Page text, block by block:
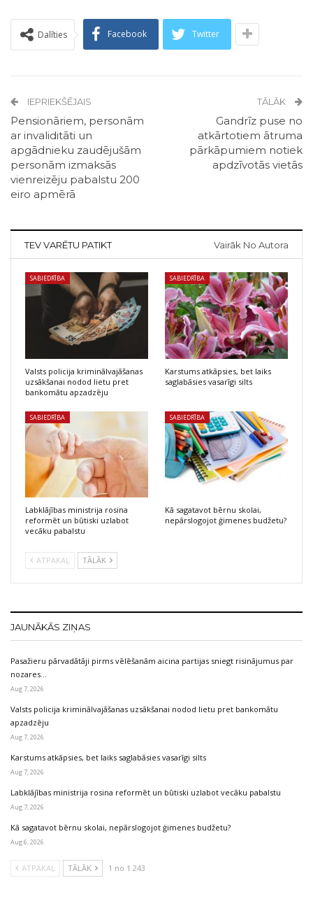
Dalīties Facebook Twitter
IEPRIEKŠĒJAIS
Pensionāriem, personām
ar invaliditāti un
apgādnieku zaudējušām
personām izmaksās
vienreizēju pabalstu 200
eiro apmērā
TĀLĀK
Gandrīz puse no
atkārtotiem ātruma
pārkāpumiem notiek
apdzīvotās vietās
TEV VARĒTU PATIKT Vairāk No Autora
SABIEDRĪBA
Valsts policija kriminālvajāšanas
uzsākšanai nodod lietu pret
bankomātu apzadzēju
SABIEDRĪBA
Karstums atkāpsies, bet laiks
saglabāsies vasarīgi silts
SABIEDRĪBA
Labklājības ministrija rosina
reformēt un būtiski uzlabot
vecāku pabalstu
SABIEDRĪBA
Kā sagatavot bērnu skolai,
nepārslogojot ģimenes budžetu?
ATPAKAĻ TĀLĀK
JAUNĀKĀS ZIŅAS
Pasažieru pārvadātāji pirms vēlēšanām aicina partijas sniegt risinājumus par
nozares…
Aug 7, 2026
Valsts policija kriminālvajāšanas uzsākšanai nodod lietu pret bankomātu
apzadzēju
Aug 7, 2026
Karstums atkāpsies, bet laiks saglabāsies vasarīgi silts
Aug 7, 2026
Labklājības ministrija rosina reformēt un būtiski uzlabot vecāku pabalstu
Aug 7, 2026
Kā sagatavot bērnu skolai, nepārslogojot ģimenes budžetu?
Aug 6, 2026
ATPAKAĻ TĀLĀK 1 no 1 243